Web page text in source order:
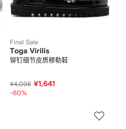
Final Sale
Toga Virilis
铆钉细节皮质穆勒鞋
¥4,098 ¥1,641
-60%